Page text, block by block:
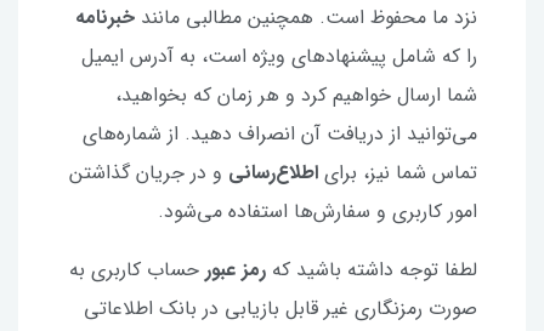
نزد ما محفوظ است. همچنین مطالبی مانند خبرنامه
را که شامل پیشنهادهای ویژه است، به آدرس ایمیل
شما ارسال خواهیم کرد و هر زمان که بخواهید،
می‌توانید از دریافت آن انصراف دهید. از شماره‌های
تماس شما نیز، برای اطلاع‌رسانی و در جریان گذاشتن
امور کاربری و سفارش‌ها استفاده می‌شود.
لطفا توجه داشته باشید که رمز عبور حساب کاربری به
صورت رمزنگاری غیر قابل بازیابی در بانک اطلاعاتی